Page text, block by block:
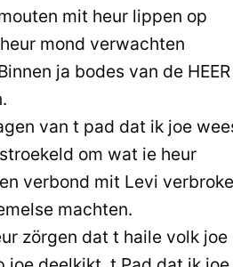
mit heur lippen op
mond verwachten
ja bodes van de HEER
van t pad dat ik joe
om wat ie heur
verbond mit Levi
machten.
zörgen dat t haile volk joe